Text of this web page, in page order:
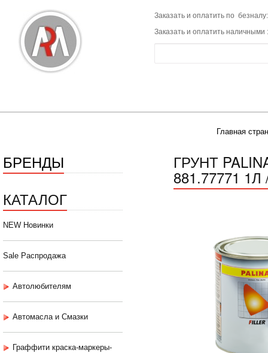
Заказать и оплатить по
Заказать и оплатить наличными
Главная
БРЕНДЫ
КАТАЛОГ
NEW Новинки
Sale Распродажа
Автолюбителям
Автомасла и Смазки
Граффити краска-маркеры-
ГРУНТ
881.77771